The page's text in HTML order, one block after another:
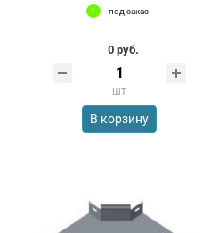
под заказ
0 руб.
шт
В корзину